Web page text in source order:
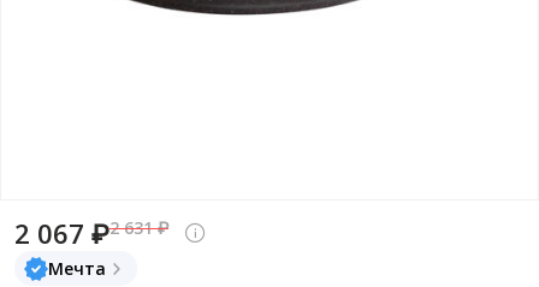
2 067 ₽2 631 ₽
Мечта